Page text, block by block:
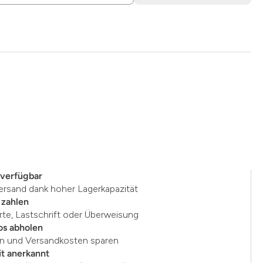
dank hoher Lagerkapazität
Lastschrift oder Überweisung
abholen
und Versandkosten sparen
anerkannt